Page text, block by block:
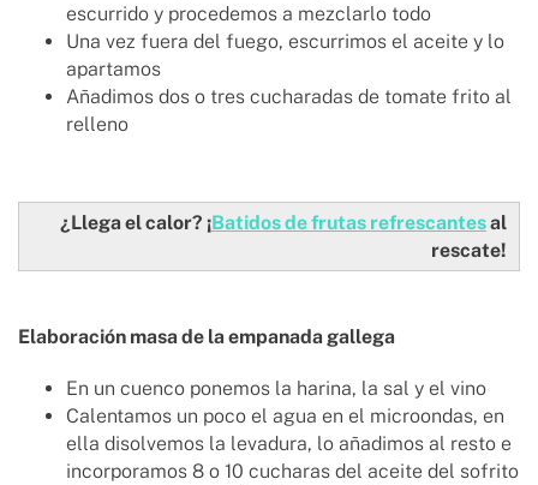
escurrido y procedemos a mezclarlo todo
Una vez fuera del fuego, escurrimos el aceite y lo
apartamos
Añadimos dos o tres cucharadas de tomate frito al
relleno
¿Llega el calor? ¡Batidos de frutas refrescantesal
rescate!
Elaboración masa de la empanada gallega
En un cuenco ponemos la harina, la sal y el vino
Calentamos un poco el agua en el microondas, en
ella disolvemos la levadura, lo añadimos al resto e
incorporamos 8 o 10 cucharas del aceite del sofrito